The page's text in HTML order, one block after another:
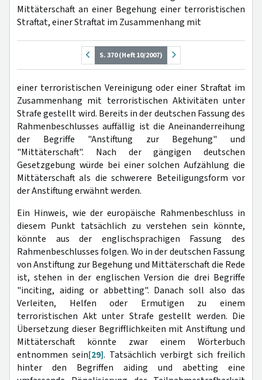
Mittäterschaft an einer Begehung einer terroristischen
Straftat, einer Straftat im Zusammenhang mit
S. 370 (Heft 10/2007)
einer terroristischen Vereinigung oder einer Straftat im
Zusammenhang mit terroristischen Aktivitäten unter
Strafe gestellt wird. Bereits in der deutschen Fassung des
Rahmenbeschlusses auffällig ist die Aneinanderreihung
der Begriffe "Anstiftung zur Begehung" und
"Mittäterschaft". Nach der gängigen deutschen
Gesetzgebung würde bei einer solchen Aufzählung die
Mittäterschaft als die schwerere Beteiligungsform vor
der Anstiftung erwähnt werden.
Ein Hinweis, wie der europäische Rahmenbeschluss in
diesem Punkt tatsächlich zu verstehen sein könnte,
könnte aus der englischsprachigen Fassung des
Rahmenbeschlusses folgen. Wo in der deutschen Fassung
von Anstiftung zur Begehung und Mittäterschaft die Rede
ist, stehen in der englischen Version die drei Begriffe
"inciting, aiding or abbetting". Danach soll also das
Verleiten, Helfen oder Ermutigen zu einem
terroristischen Akt unter Strafe gestellt werden. Die
Übersetzung dieser Begrifflichkeiten mit Anstiftung und
Mittäterschaft könnte zwar einem Wörterbuch
entnommen sein[29]. Tatsächlich verbirgt sich freilich
hinter den Begriffen aiding und abetting eine